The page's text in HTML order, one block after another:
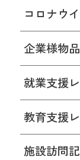
コロナウ
企業様物
就業支援
教育支援
施設訪問記